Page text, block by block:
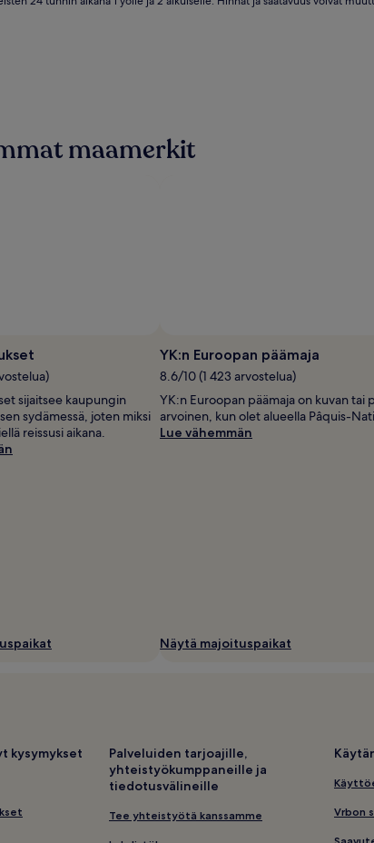
maamerkit
valokuva:
Jyoti
Balwani
sijaitsee kaupungin
sydämessä, joten miksi
reissusi aikana.
YK:n Euroopan päämaja
8.6/10 (1 423 arvostelua)
YK:n Euroopan päämaja on kuvan tai
arvoinen, kun olet alueella Pâquis-
Lue vähemmän
Näytä majoituspaikat
kysymykset
Palveluiden tarjoajille,
yhteistyökumppaneille ja
tiedotusvälineille
Tee yhteistyötä kanssamme Vrbon